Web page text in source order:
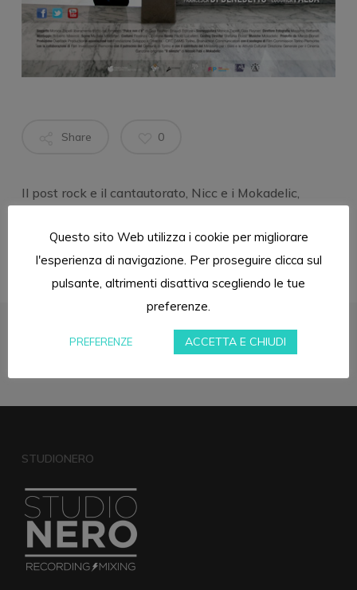
Share 0
Il post rock e il cantautorato, Nicc e i Mokadelic,
sonora del film “Pulce non c’è”.
Missato allo Studionero da Christian Valente.
STUDIONERO
Questo sito Web utilizza i cookie per migliorare
l'esperienza di navigazione. Per proseguire clicca sul
pulsante, altrimenti disattiva scegliendo le tue
preferenze.
PREFERENZE ACCETTA E CHIUDI